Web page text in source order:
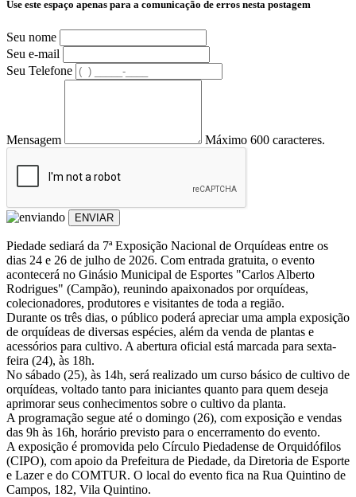
Use este espaço apenas para a comunicação de erros nesta postagem
Seu nome
Seu e-mail
Seu Telefone
Mensagem Máximo 600 caracteres.
ENVIAR
Piedade sediará da 7ª Exposição Nacional de Orquídeas entre os
dias 24 e 26 de julho de 2026. Com entrada gratuita, o evento
acontecerá no Ginásio Municipal de Esportes "Carlos Alberto
Rodrigues" (Campão), reunindo apaixonados por orquídeas,
colecionadores, produtores e visitantes de toda a região.
Durante os três dias, o público poderá apreciar uma ampla exposição
de orquídeas de diversas espécies, além da venda de plantas e
acessórios para cultivo. A abertura oficial está marcada para sexta-
feira (24), às 18h.
No sábado (25), às 14h, será realizado um curso básico de cultivo de
orquídeas, voltado tanto para iniciantes quanto para quem deseja
aprimorar seus conhecimentos sobre o cultivo da planta.
A programação segue até o domingo (26), com exposição e vendas
das 9h às 16h, horário previsto para o encerramento do evento.
A exposição é promovida pelo Círculo Piedadense de Orquidófilos
(CIPO), com apoio da Prefeitura de Piedade, da Diretoria de Esporte
e Lazer e do COMTUR. O local do evento fica na Rua Quintino de
Campos, 182, Vila Quintino.